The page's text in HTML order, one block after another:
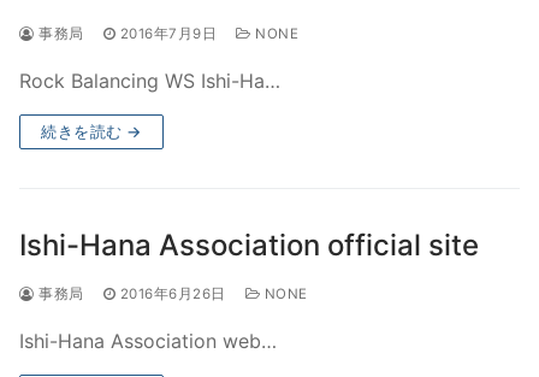
事務局 2016年7月9日 NONE
Rock Balancing WS Ishi-Ha…
続きを読む →
Ishi-Hana Association official site
事務局 2016年6月26日 NONE
Ishi-Hana Association web…